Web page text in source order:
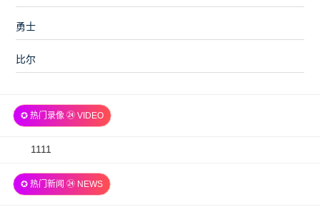
勇士
比尔
✪ 热门录像 ㉔ VIDEO
2026-
06
1111
✪ 热门新闻 ㉔ NEWS